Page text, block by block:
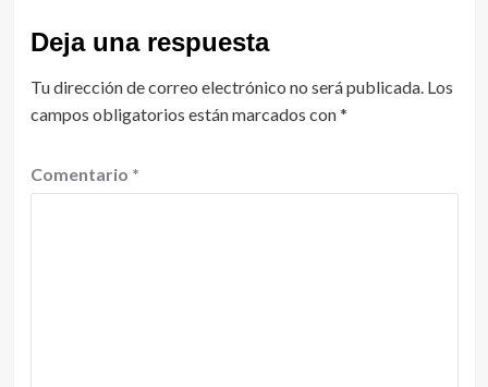
Deja una respuesta
Tu dirección de correo electrónico no será publicada. Los
campos obligatorios están marcados con*
Comentario *